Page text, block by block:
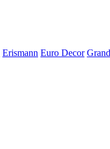
Erismann Euro Decor